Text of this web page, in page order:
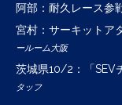
阿部：耐久レース参
宮村：サーキットア
ールーム大阪
茨城県10/2：「SEV
タッフ